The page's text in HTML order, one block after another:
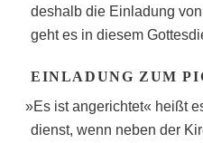
des­halb die Ein­la­dung
geht es in die­sem
EIN­LA­DUNG ZUM
»Es ist ange­rich­tet« heißt
dienst, wenn neben der